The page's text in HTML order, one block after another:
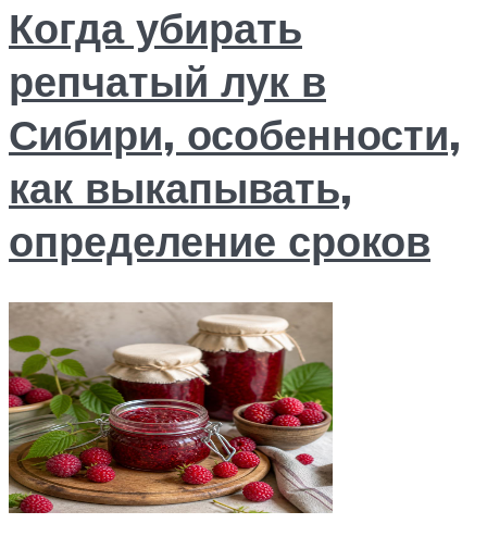
Когда убирать
репчатый лук в
Сибири, особенности,
как выкапывать,
определение сроков